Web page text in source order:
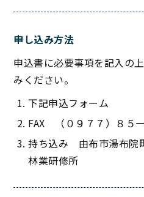
申し込み方法
申込書に必要事項を記入の
みください。
下記申込フォーム
FAX （０９７７）８５
持ち込み 由布市湯布院
林業研修所